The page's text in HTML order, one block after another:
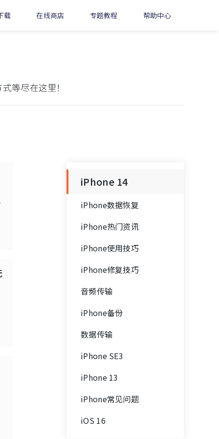
载 在线商店 专题教程 帮助中心
等尽在这里！
iPhone 14
iPhone数据恢复
iPhone热门资讯
iPhone使用技巧
iPhone修复技巧
音频传输
iPhone备份
数据传输
iPhone SE3
iPhone 13
iPhone常见问题
iOS 16